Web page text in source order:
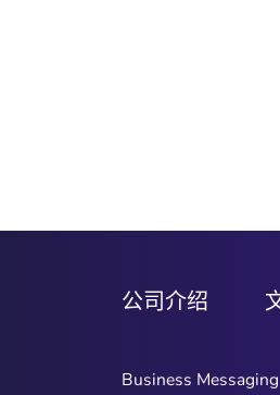
公司介绍
Business Messaging